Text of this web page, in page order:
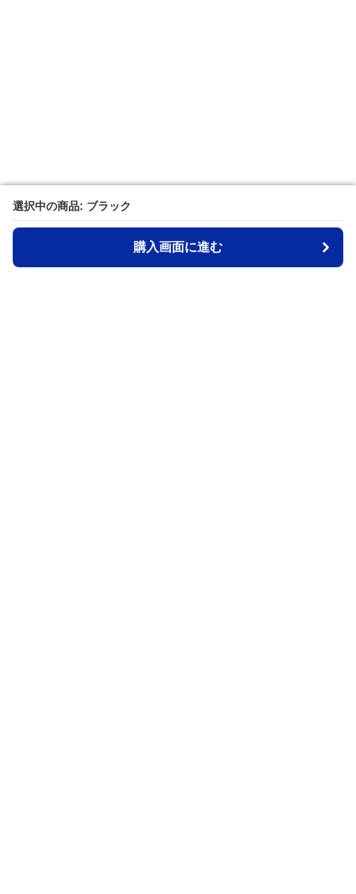
選択中の商品: ブラック
購入画面に進む
選択中の商品: ブラック
購入画面に進む